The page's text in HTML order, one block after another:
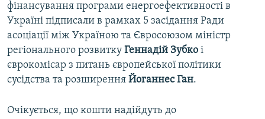
фінансування програми енергоефективності в
Україні підписали в рамках 5 засідання Ради
асоціації між Україною та Євросоюзом міністр
регіонального розвитку Геннадій Зубко і
єврокомісар з питань європейської політики
сусідства та розширення Йоганнес Ган.
Очікується, що кошти надійдуть до